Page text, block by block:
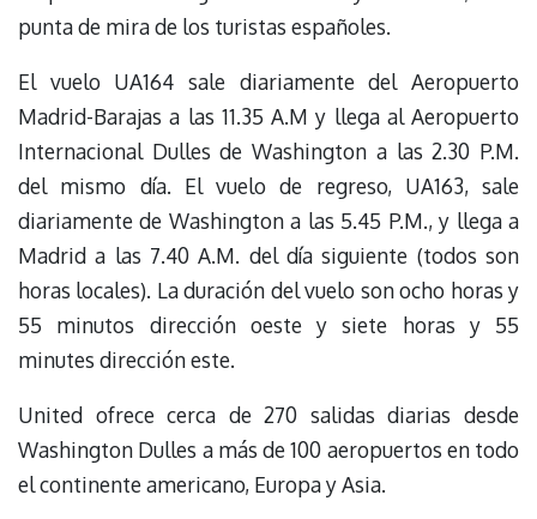
punta de mira de los turistas españoles.
El vuelo UA164 sale diariamente del Aeropuerto
Madrid-Barajas a las 11.35 A.M y llega al Aeropuerto
Internacional Dulles de Washington a las 2.30 P.M.
del mismo día. El vuelo de regreso, UA163, sale
diariamente de Washington a las 5.45 P.M., y llega a
Madrid a las 7.40 A.M. del día siguiente (todos son
horas locales). La duración del vuelo son ocho horas y
55 minutos dirección oeste y siete horas y 55
minutes dirección este.
United ofrece cerca de 270 salidas diarias desde
Washington Dulles a más de 100 aeropuertos en todo
el continente americano, Europa y Asia.